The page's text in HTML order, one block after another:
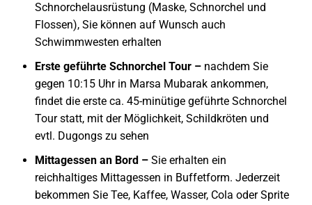
Schnorchelausrüstung (Maske, Schnorchel und
Flossen), Sie können auf Wunsch auch
Schwimmwesten erhalten
Erste geführte Schnorchel Tour – nachdem Sie
gegen 10:15 Uhr in Marsa Mubarak ankommen,
findet die erste ca. 45-minütige geführte Schnorchel
Tour statt, mit der Möglichkeit, Schildkröten und
evtl. Dugongs zu sehen
Mittagessen an Bord – Sie erhalten ein
reichhaltiges Mittagessen in Buffetform. Jederzeit
bekommen Sie Tee, Kaffee, Wasser, Cola oder Sprite